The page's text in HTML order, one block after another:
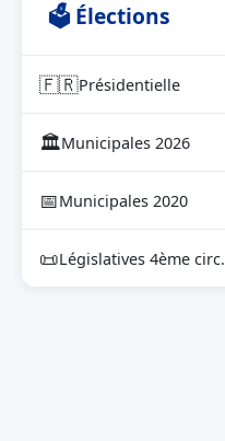
🗳 Élections
🇫🇷Présidentielle
🏛Municipales 2026
📅Municipales 2020
📜Législatives 4ème circ.